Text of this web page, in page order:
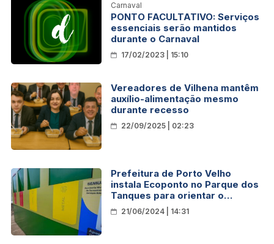
Carnaval
PONTO FACULTATIVO: Serviços
essenciais serão mantidos
durante o Carnaval
17/02/2023 | 15:10
Vereadores de Vilhena mantêm
auxílio-alimentação mesmo
durante recesso
22/09/2025 | 02:23
Prefeitura de Porto Velho
instala Ecoponto no Parque dos
Tanques para orientar o
descarte correto dos resíduos
sólidos
21/06/2024 | 14:31